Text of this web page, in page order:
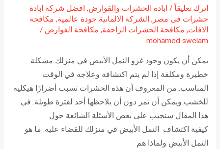
اترك تعليقاً / ابادة الحشرات والقوارض, افضل شركة ابادة
حشرات فى مصر , الشركة الالمانية جودة عالمية, مكافحة
الافات, مكافحة الحشرات الزاحفة, مكافحة القوارض /
mohamed swelam
يمكن أن يكون وجود غزو النمل الأبيض في منزلك مشكلة
خطيرة ومكلفة إذا لم يتم اكتشافه وعلاجه في الوقت
المناسب. من المعروف أن هذه الحشرات تسبب أضرارًا هيكلية
للخشب ويمكن أن تمر دون أن يلاحظها أحد لفترة طويلة. في
هذا المقال سنجيب على بعض الأسئلة الشائعة حول
كيفية اكتشاف النمل الأبيض في منزلك للقضاء عليه. ما هو
النمل الأبيض ولماذا هم